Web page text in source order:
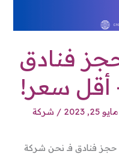
فنادق
أقل سعر!
مايو 25, 2023 / شركة
فنادق فـ نحن شركة